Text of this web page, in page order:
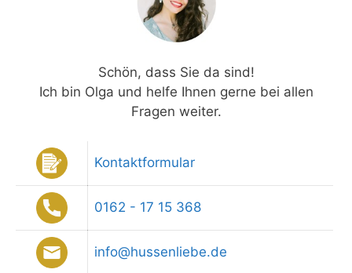
Schön, dass Sie da sind!
Ich bin Olga und helfe Ihnen gerne bei allen
Fragen weiter.
Kontaktformular
0162 - 17 15 368
info@hussenliebe.de